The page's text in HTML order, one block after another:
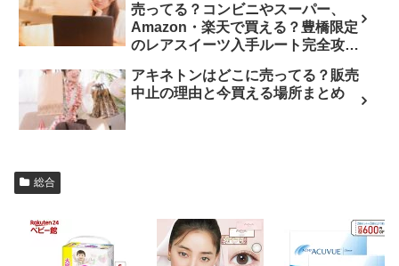
売ってる？コンビニやスーパー、
Amazon・楽天で買える？豊橋限定
のレアスイーツ入手ルート完全攻
アキネトンはどこに売ってる？販売
中止の理由と今買える場所まとめ
総合